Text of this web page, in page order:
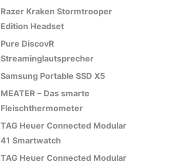
Razer Kraken Stormtrooper
Edition Headset
Pure DiscovR
Streaminglautsprecher
Samsung Portable SSD X5
MEATER – Das smarte
Fleischthermometer
TAG Heuer Connected Modular
41 Smartwatch
TAG Heuer Connected Modular